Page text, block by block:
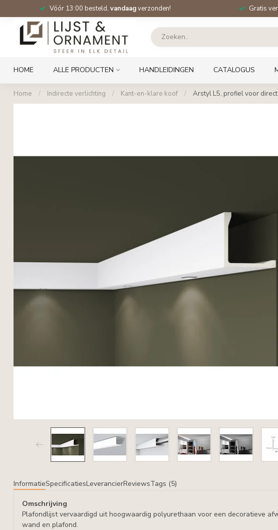
Vóór 13:00 besteld, vandaagverzonden! Gratis
HOME ALLE PRODUCTEN HANDLEIDINGEN CATALOGUS
Home / Indirecte verlichting / Kant-en-klare koof / Arstyl L5, profiel voor
InformatieSpecificatiesLeverancierReviewsTags (5)
Omschrijving
Plafondlijst vervaardigd uit hoogwaardig polyurethaan voor een decoratieve
wand en plafond.